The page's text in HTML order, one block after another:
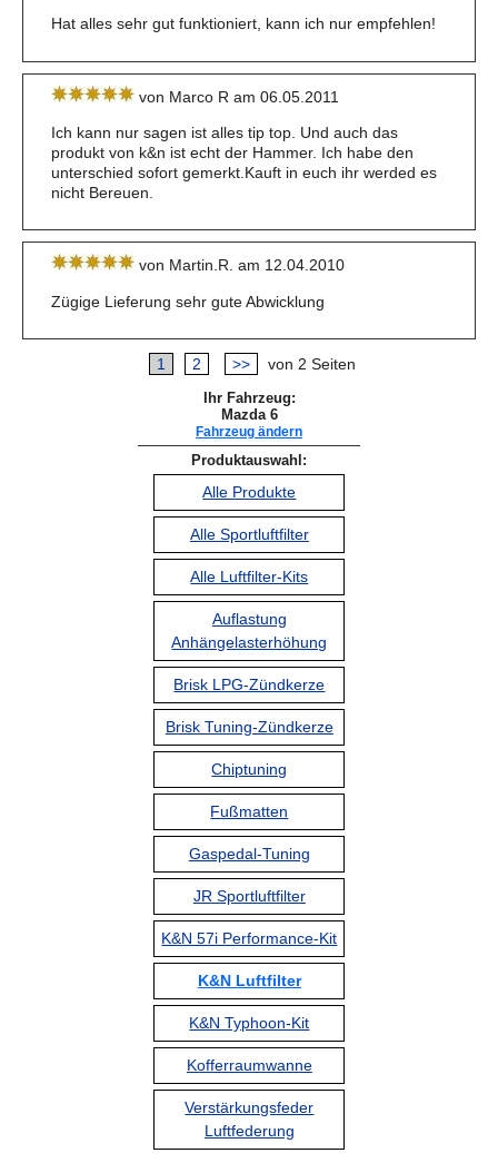
Hat alles sehr gut funktioniert, kann ich nur empfehlen!
von Marco R am 06.05.2011
Ich kann nur sagen ist alles tip top. Und auch das
produkt von k&n ist echt der Hammer. Ich habe den
unterschied sofort gemerkt.Kauft in euch ihr werded es
nicht Bereuen.
von Martin.R. am 12.04.2010
Zügige Lieferung sehr gute Abwicklung
1 2 >> von 2 Seiten
Ihr Fahrzeug:
Mazda 6
Fahrzeug ändern
Produktauswahl:
Alle Produkte
Alle Sportluftfilter
Alle Luftfilter-Kits
Auflastung
Anhängelasterhöhung
Brisk LPG-Zündkerze
Brisk Tuning-Zündkerze
Chiptuning
Fußmatten
Gaspedal-Tuning
JR Sportluftfilter
K&N 57i Performance-Kit
K&N Luftfilter
K&N Typhoon-Kit
Kofferraumwanne
Verstärkungsfeder
Luftfederung